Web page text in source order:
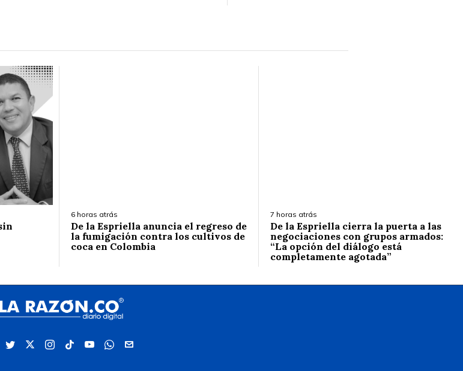
6 horas atrás
De la Espriella anuncia el regreso de
la fumigación contra los cultivos de
coca en Colombia
7 horas atrás
De la Espriella cierra la puerta a las
negociaciones con grupos armados:
“La opción del diálogo está
completamente agotada”